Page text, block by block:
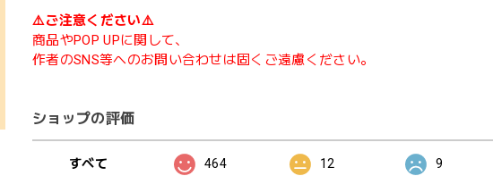
⚠️ご注意ください⚠️
商品やPOP UPに関して、
作者のSNS等へのお問い合わせは固くご遠慮ください。
ショップの評価
すべて 464 12 9